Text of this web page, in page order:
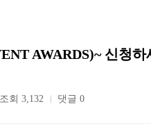
AWARDS)~ 신청하
조회 3,132 댓글 0